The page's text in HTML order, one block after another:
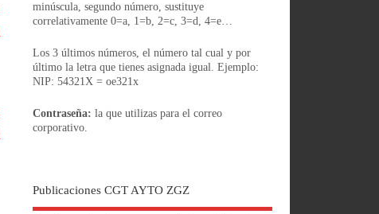
minúscula, segundo número, sustituye
correlativamente 0=a, 1=b, 2=c, 3=d, 4=e…
Los 3 últimos números, el número tal cual y por
último la letra que tienes asignada igual. Ejemplo:
NIP: 54321X = oe321x
Contraseña: la que utilizas para el correo
corporativo.
Publicaciones CGT AYTO ZGZ